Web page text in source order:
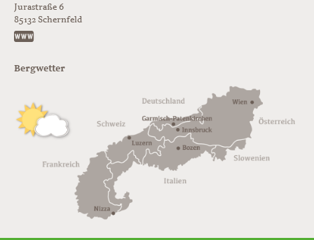
Jurastraße 6
85132 Schernfeld
Bergwetter